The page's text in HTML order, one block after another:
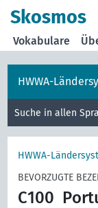
Skosmos
Vokabulare
HWWA-
Suche in allen
HWWA-
BEVORZUGTE
C100